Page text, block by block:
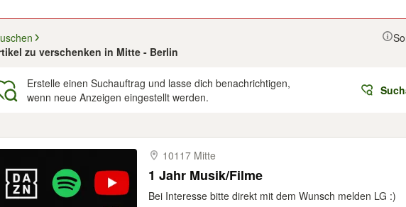
zu verschenken in Mitte - Berlin
Erstelle einen Suchauftrag und lasse dich benachrichtigen,
wenn neue Anzeigen eingestellt werden.
10117 Mitte
1 Jahr Musik/Filme
Bei Interesse bitte direkt mit dem Wunsch melden LG :)